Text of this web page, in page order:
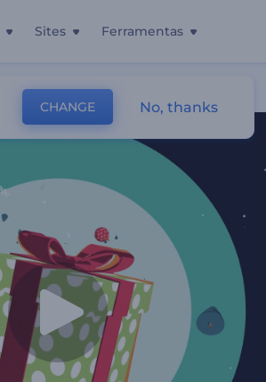
Sites Ferramentas
CHANGE No, thanks